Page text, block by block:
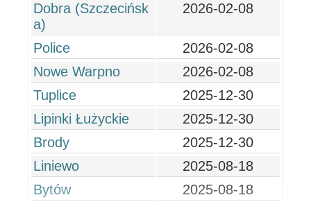
Dobra (Szczecińsk
a)
2026-02-08
Police
2026-02-08
Nowe Warpno
2026-02-08
Tuplice
2025-12-30
Lipinki Łużyckie
2025-12-30
Brody
2025-12-30
Liniewo
2025-08-18
Bytów
2025-08-18